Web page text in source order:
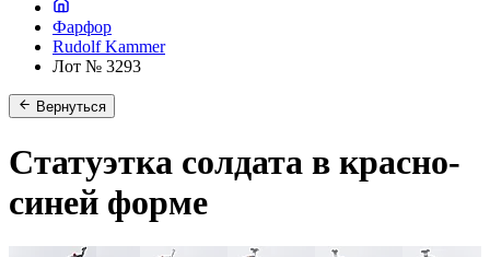
Фарфор
Rudolf Kammer
Лот № 3293
Вернуться
Статуэтка солдата в красно-
синей форме